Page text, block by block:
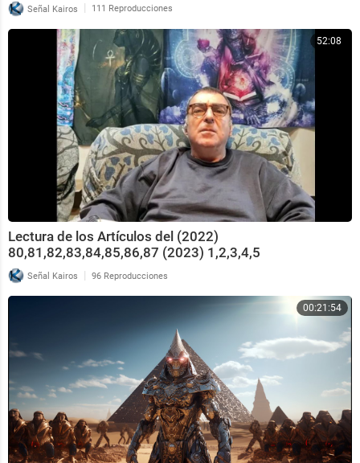
Señal Kairos | 111 Reproducciones
52:08
Lectura de los Artículos del (2022)
80,81,82,83,84,85,86,87 (2023) 1,2,3,4,5
Señal Kairos | 96 Reproducciones
00:21:54